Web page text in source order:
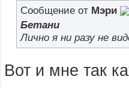
Сообщение от Мэри
Бетани
Лично я ни разу не
Вот и мне так